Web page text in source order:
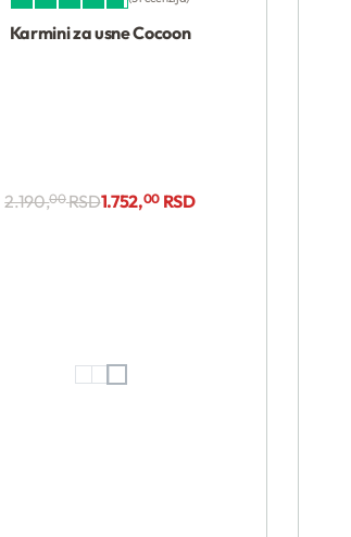
Karmini za usne Cocoon
2.190,00RSD1.752,00 RSD